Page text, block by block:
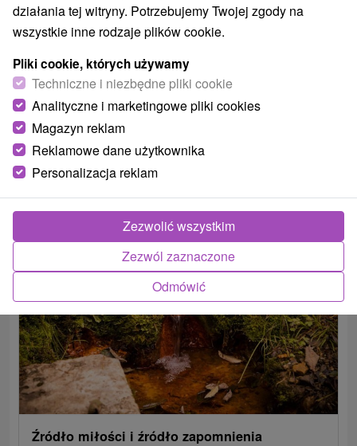
Krater Ružbaš
Wysokość nad poziomem morza : 620 m npm
Maksymalna głębokość: 3 m Powierzchnia wody: 300 m²
Wyjątkowe jezioro trawertynowe w...
POKAZ
Źródło miłości i źródło zapomnienia
działania tej witryny. Potrzebujemy Twojej zgody na
wszystkie inne rodzaje plików cookie.
Pliki cookie, których używamy
Techniczne i niezbędne pliki cookie
Analityczne i marketingowe pliki cookies
Magazyn reklam
Reklamowe dane użytkownika
Personalizacja reklam
Odmówić
Zezwól zaznaczone
Zezwolić wszystkim